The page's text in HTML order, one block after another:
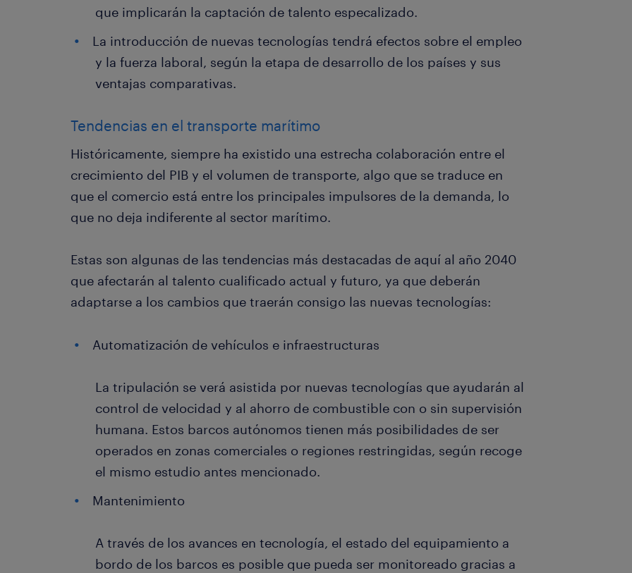
que implicarán la captación de talento especalizado.
La introducción de nuevas tecnologías tendrá efectos sobre el empleo
y la fuerza laboral, según la etapa de desarrollo de los países y sus
ventajas comparativas.
Tendencias en el transporte marítimo
Históricamente, siempre ha existido una estrecha colaboración entre el
crecimiento del PIB y el volumen de transporte, algo que se traduce en
que el comercio está entre los principales impulsores de la demanda, lo
que no deja indiferente al sector marítimo.
Estas son algunas de las tendencias más destacadas de aquí al año 2040
que afectarán al talento cualificado actual y futuro, ya que deberán
adaptarse a los cambios que traerán consigo las nuevas tecnologías:
Automatización de vehículos e infraestructuras
La tripulación se verá asistida por nuevas tecnologías que ayudarán al
control de velocidad y al ahorro de combustible con o sin supervisión
humana. Estos barcos autónomos tienen más posibilidades de ser
operados en zonas comerciales o regiones restringidas, según recoge
el mismo estudio antes mencionado.
Mantenimiento
A través de los avances en tecnología, el estado del equipamiento a
bordo de los barcos es posible que pueda ser monitoreado gracias a